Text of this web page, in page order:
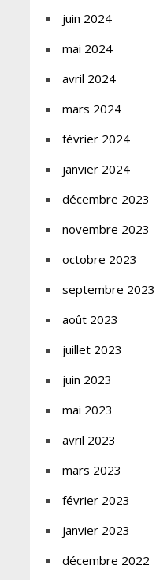
juin 2024
mai 2024
avril 2024
mars 2024
février 2024
janvier 2024
décembre 2023
novembre 2023
octobre 2023
septembre 2023
août 2023
juillet 2023
juin 2023
mai 2023
avril 2023
mars 2023
février 2023
janvier 2023
décembre 2022